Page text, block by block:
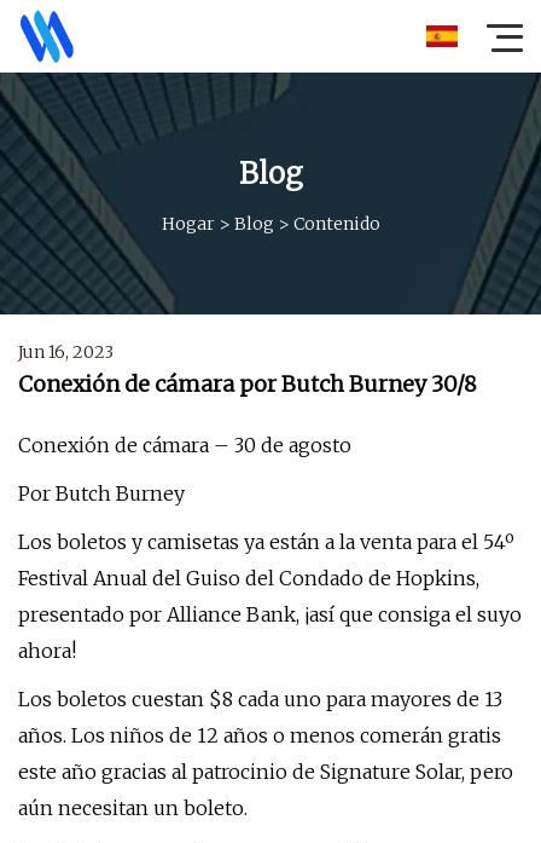
Blog
Hogar> Blog > Contenido
Jun 16, 2023
Conexión de cámara por Butch Burney 30/8
Conexión de cámara – 30 de agosto
Por Butch Burney
Los boletos y camisetas ya están a la venta para el 54º
Festival Anual del Guiso del Condado de Hopkins,
presentado por Alliance Bank, ¡así que consiga el suyo
ahora!
Los boletos cuestan $8 cada uno para mayores de 13
años. Los niños de 12 años o menos comerán gratis
este año gracias al patrocinio de Signature Solar, pero
aún necesitan un boleto.